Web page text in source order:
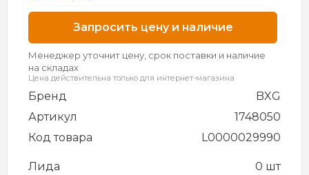
Запросить цену и наличие
Менеджер уточнит цену, срок поставки и наличие
на складах
Цена действительна только для интернет-магазина
Бренд
BXG
Артикул
1748050
Код товара
L0000029990
Лида
0 шт